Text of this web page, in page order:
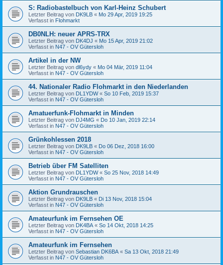
S: Radiobastelbuch von Karl-Heinz Schubert
Letzter Beitrag von DK9LB « Mo 29 Apr, 2019 19:25
Verfasst in Flohmarkt
DB0NLH: neuer APRS-TRX
Letzter Beitrag von DK4DJ « Mo 15 Apr, 2019 21:02
Verfasst in N47 - OV Gütersloh
Artikel in der NW
Letzter Beitrag von dl6ydy « Mo 04 Mär, 2019 11:04
Verfasst in N47 - OV Gütersloh
44. Nationaler Radio Flohmarkt in den Niederlanden
Letzter Beitrag von DL1YDW« So 10 Feb, 2019 15:37
Verfasst in N47 - OV Gütersloh
Amatuerfunk-Flohmarkt in Minden
Letzter Beitrag von DJ4MG « Do 10 Jan, 2019 22:14
Verfasst in N47 - OV Gütersloh
Grünkohlessen 2018
Letzter Beitrag von DK9LB « Do 06 Dez, 2018 16:00
Verfasst in N47 - OV Gütersloh
Betrieb über FM Satelliten
Letzter Beitrag von DL1YDW« So 25 Nov, 2018 14:49
Verfasst in N47 - OV Gütersloh
Aktion Grundrauschen
Letzter Beitrag von DK9LB « Di 13 Nov, 2018 15:04
Verfasst in N47 - OV Gütersloh
Amateurfunk im Fernsehen OE
Letzter Beitrag von DK4BA « So 14 Okt, 2018 14:25
Verfasst in N47 - OV Gütersloh
Amateurfunk im Fernsehen
Letzter Beitrag von Sebastian DK6BA « Sa 13 Okt, 2018 21:49
Verfasst in N47 - OV Gütersloh